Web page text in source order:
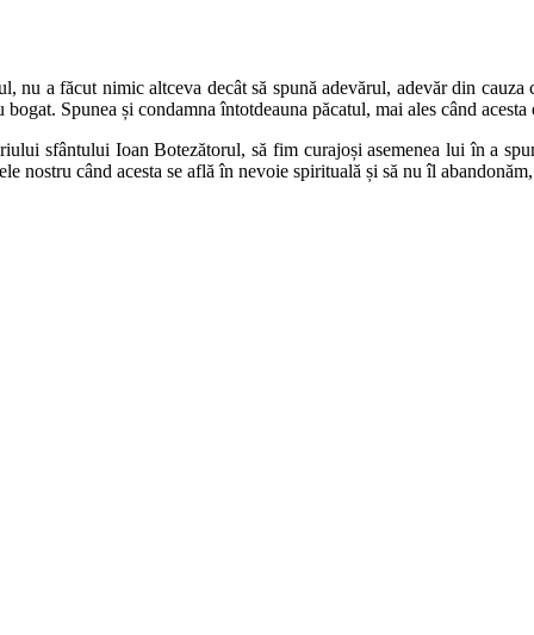
nu a făcut nimic altceva decât să spună adevărul, adevăr din
Spunea și condamna întotdeauna păcatul, mai ales când
sfântului Ioan Botezătorul, să fim curajoși asemenea lui în a
nostru când acesta se află în nevoie spirituală și să nu îl